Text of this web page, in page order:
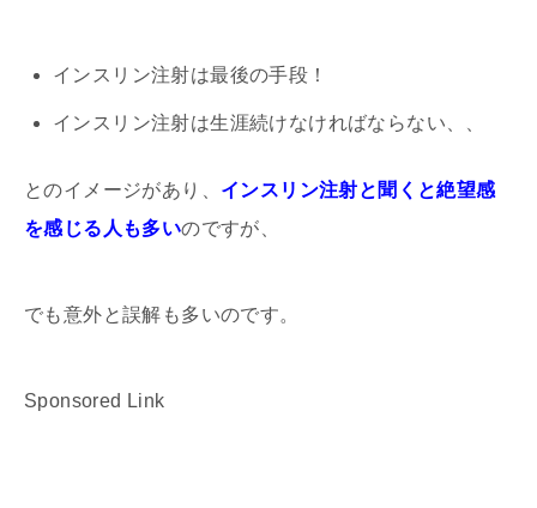
インスリン注射は最後の手段！
インスリン注射は生涯続けなければならない、、
とのイメージがあり、 インスリン注射と聞くと絶望感
を感じる人も多いのですが、
でも意外と誤解も多いのです。
Sponsored Link